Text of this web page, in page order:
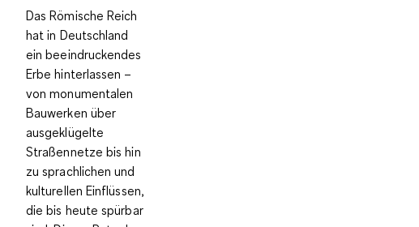
Das Römische Reich
hat in Deutschland
ein beeindruckendes
Erbe hinterlassen –
von monumentalen
Bauwerken über
ausgeklügelte
Straßennetze bis hin
zu sprachlichen und
kulturellen Einflüssen,
die bis heute spürbar